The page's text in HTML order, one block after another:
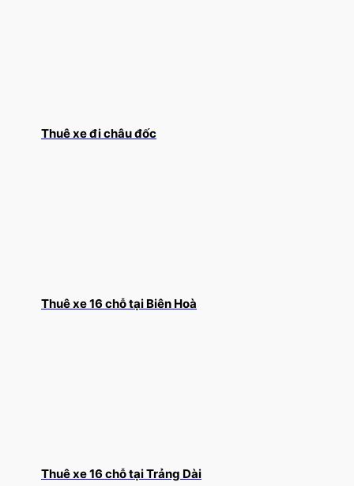
Thuê xe đi châu đốc
Thuê xe 16 chỗ tại Biên Hoà
Thuê xe 16 chỗ tại Trảng Dài